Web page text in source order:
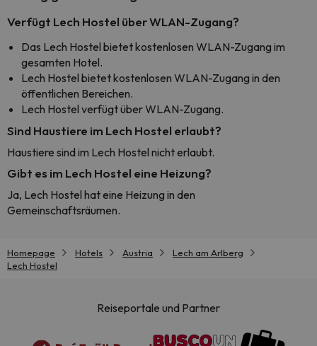
Verfügt Lech Hostel über WLAN-Zugang?
Das Lech Hostel bietet kostenlosen WLAN-Zugang im
gesamten Hotel.
Lech Hostel bietet kostenlosen WLAN-Zugang in den
öffentlichen Bereichen.
Lech Hostel verfügt über WLAN-Zugang.
Sind Haustiere im Lech Hostel erlaubt?
Haustiere sind im Lech Hostel nicht erlaubt.
Gibt es im Lech Hostel eine Heizung?
Ja, Lech Hostel hat eine Heizung in den
Gemeinschaftsräumen.
Homepage Hotels Austria
Lech am Arlberg
Lech Hostel
Reiseportale und Partner